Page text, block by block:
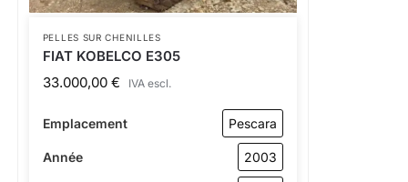
PELLES SUR CHENILLES
FIAT KOBELCO E305
33.000,00 € IVA escl.
Emplacement Pescara
Année 2003